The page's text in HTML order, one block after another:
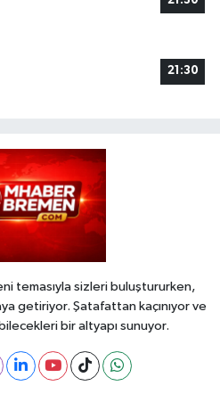
21:30
temasıyla sizleri buluştururken,
getiriyor. Şatafattan kaçınıyor ve
bir altyapı sunuyor.